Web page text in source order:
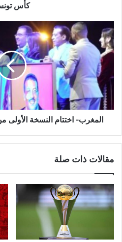
كأس
المغرب- اختتام النسخة الأولى
مقالات ذات صلة